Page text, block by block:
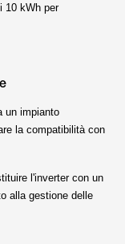
10 kWh per
un impianto
la compatibilità con
l'inverter con un
alla gestione delle